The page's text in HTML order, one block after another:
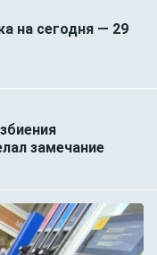
на сегодня — 29
замечание